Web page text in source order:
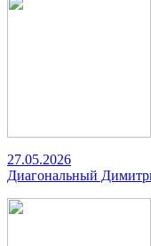
27.05.2026
Диагональный